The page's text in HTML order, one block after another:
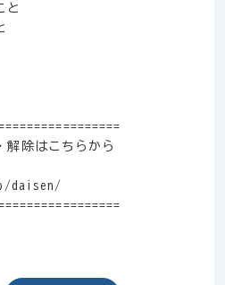
と
解除はこちらから